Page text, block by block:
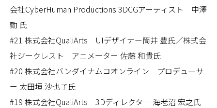
会社CyberHuman Productions 3DCGアーティスト 中澤
勤 氏
#21 株式会社QualiArts UIデザイナー筒井 豊氏／株式会
社ジークレスト アニメーター 佐藤 和貴氏
#20 株式会社バンダイナムコオンライン プロデューサ
ー 太田垣 沙也子氏
#19 株式会社QualiArts 3Dディレクター 海老沼 宏之氏